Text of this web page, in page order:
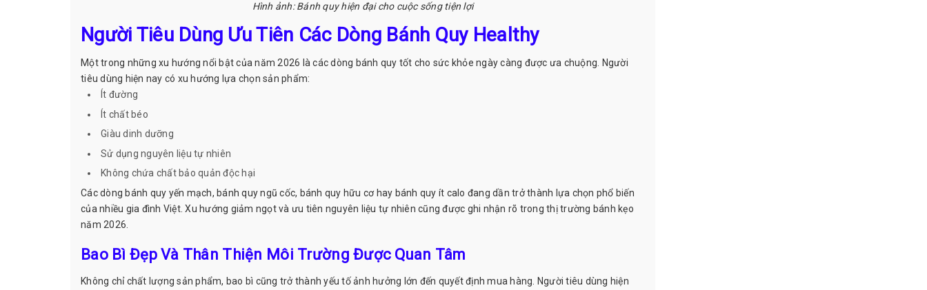
Hình ảnh: Bánh quy hiện đại cho cuộc sống tiện lợi
Người Tiêu Dùng Ưu Tiên Các Dòng Bánh Quy Healthy
Một trong những xu hướng nổi bật của năm 2026 là các dòng bánh quy tốt cho sức khỏe ngày càng được ưa chuộng. Người
tiêu dùng hiện nay có xu hướng lựa chọn sản phẩm:
Ít đường
Ít chất béo
Giàu dinh dưỡng
Sử dụng nguyên liệu tự nhiên
Không chứa chất bảo quản độc hại
Các dòng bánh quy yến mạch, bánh quy ngũ cốc, bánh quy hữu cơ hay bánh quy ít calo đang dần trở thành lựa chọn phổ biến
của nhiều gia đình Việt. Xu hướng giảm ngọt và ưu tiên nguyên liệu tự nhiên cũng được ghi nhận rõ trong thị trường bánh kẹo
năm 2026.
Bao Bì Đẹp Và Thân Thiện Môi Trường Được Quan Tâm
Không chỉ chất lượng sản phẩm, bao bì cũng trở thành yếu tố ảnh hưởng lớn đến quyết định mua hàng. Người tiêu dùng hiện